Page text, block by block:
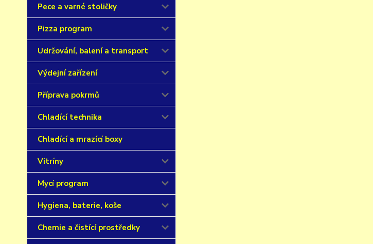
Pece a varné stoličky
Pizza program
Udržování, balení a transport
Výdejní zařízení
Příprava pokrmů
Chladící technika
Chladící a mrazící boxy
Vitríny
Mycí program
Hygiena, baterie, koše
Chemie a čistící prostředky